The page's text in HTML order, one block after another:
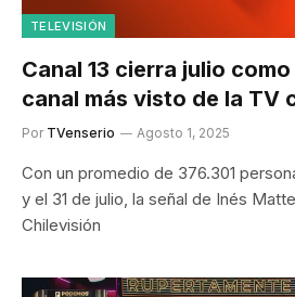
TELEVISIÓN
Canal 13 cierra julio
canal más visto de la TV
Por TVenserio Agosto 1, 2025
Con un promedio de 376.301
y el 31 de julio, la señal de Inés
Chilevisión